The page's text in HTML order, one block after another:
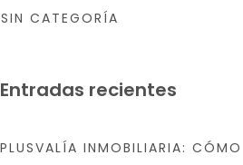
SIN CATEGORÍA
Entradas recientes
PLUSVALÍA INMOBILIARIA: